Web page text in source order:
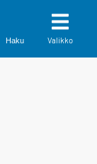
Haku Valikko